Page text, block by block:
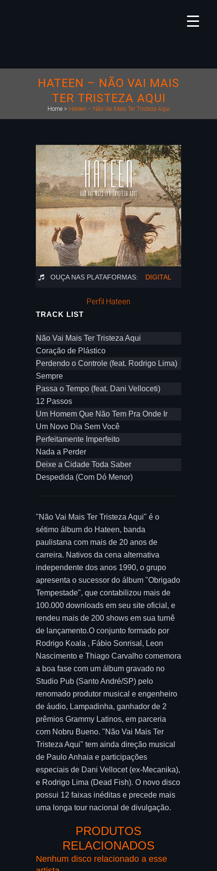
HATEEN – NÃO VAI MAIS
TER TRISTEZA AQUI
Home> Hateen – Não Vai Mais Ter Tristeza Aqui
OUÇA NAS PLATAFORMAS: DIGITAL
Perfil Hateen
TRACK LIST
Não Vai Mais Ter Tristeza Aqui
Coração de Plástico
Perdendo o Controle (feat. Rodrigo Lima)
Sempre
Passa o Tempo (feat. Dani Velloceti)
12 Passos
Um Homem Que Não Tem Pra Onde Ir
Um Novo Dia Sem Você
Perfeitamente Imperfeito
Nada a Perder
Deixe a Cidade Toda Saber
Despedida (Com Dó Menor)
"Não Vai Mais Ter Tristeza Aqui" é o
sétimo álbum do Hateen, banda
paulistana com mais de 20 anos de
carreira. Nativos da cena alternativa
independente dos anos 1990, o grupo
apresenta o sucessor do álbum "Obrigado
Tempestade", que contabilizou mais de
100.000 downloads em seu site oficial, e
rendeu mais de 200 shows em sua turnê
de lançamento.O conjunto formado por
Rodrigo Koala , Fábio Sonrisal, Leon
Nascimento e Thiago Carvalho comemora
a boa fase com um álbum gravado no
Studio Pub (Santo André/SP) pelo
renomado produtor musical e engenheiro
de áudio, Lampadinha, ganhador de 2
prêmios Grammy Latinos, em parceria
com Nobru Bueno. "Não Vai Mais Ter
Tristeza Aqui" tem ainda direção musical
de Paulo Anhaia e participações
especiais de Dani Vellocet (ex-Mecanika),
e Rodrigo Lima (Dead Fish). O novo disco
possui 12 faixas inéditas e precede mais
uma longa tour nacional de divulgação.
PRODUTOS
RELACIONADOS
Nenhum disco relacionado a esse